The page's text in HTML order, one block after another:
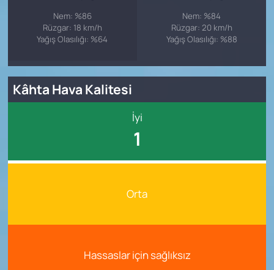
Nem: %86
Rüzgar: 18 km/h
Yağış Olasılığı: %64
Nem: %84
Rüzgar: 20 km/h
Yağış Olasılığı: %88
Kâhta Hava Kalitesi
İyi
1
Orta
Hassaslar için sağlıksız